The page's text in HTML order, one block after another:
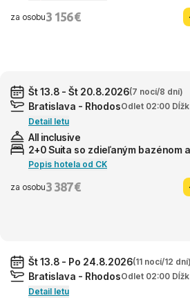
za osobu3 156 €
Št 13.8 - Št 20.8.2026(7 nocí/8 dní)
Bratislava - RhodosOdlet 02:00
Detail letu
All inclusive
2+0 Suita so zdieľaným bazénom
Popis hotela od CK
za osobu3 387 €
Št 13.8 - Po 24.8.2026(11 nocí/12 dní)
Bratislava - RhodosOdlet 02:00
Detail letu